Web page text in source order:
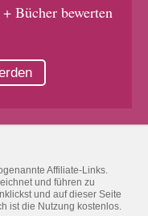
Bücher bewerten
Affiliate-Links.
und führen zu
und auf dieser Seite
ist die Nutzung kostenlos.